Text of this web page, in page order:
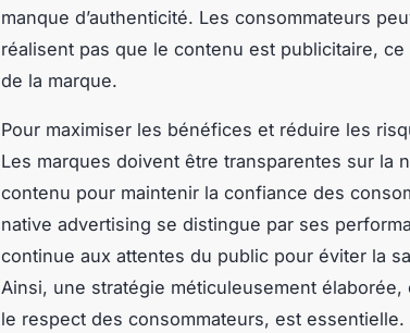
manque d’authenticité. Les consommateurs
réalisent pas que le contenu est publicitaire,
de la marque.
Pour maximiser les bénéfices et réduire les
Les marques doivent être transparentes sur la
contenu pour maintenir la confiance des
native advertising se distingue par ses
continue aux attentes du public pour éviter la
Ainsi, une stratégie méticuleusement
le respect des consommateurs, est essentielle.